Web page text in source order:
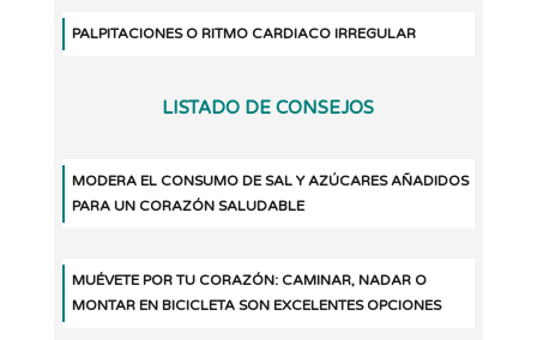
PALPITACIONES O RITMO CARDIACO IRREGULAR
LISTADO DE CONSEJOS
MODERA EL CONSUMO DE SAL Y AZÚCARES AÑADIDOS
PARA UN CORAZÓN SALUDABLE
MUÉVETE POR TU CORAZÓN: CAMINAR, NADAR O
MONTAR EN BICICLETA SON EXCELENTES OPCIONES